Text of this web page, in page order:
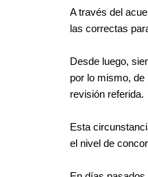
A través del
las correctas
Desde luego,
por lo mismo, de
revisión referida.
Esta
el nivel de